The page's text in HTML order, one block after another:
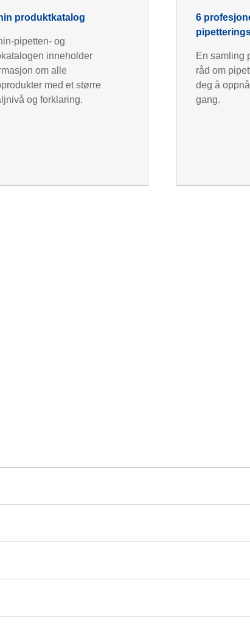
produktkatalog
pipetten- og
inneholder
om alle
med et større
og forklaring.
6
En samling
råd om
deg å
gang.